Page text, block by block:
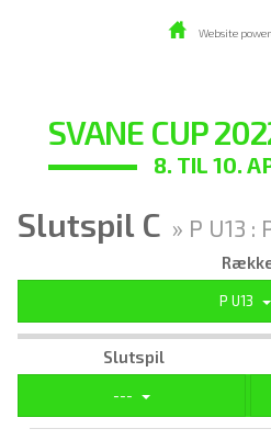
Website
SVANE CUP
8. TIL 10.
Slutspil C » P U13 :
P U13
Slutspil
---